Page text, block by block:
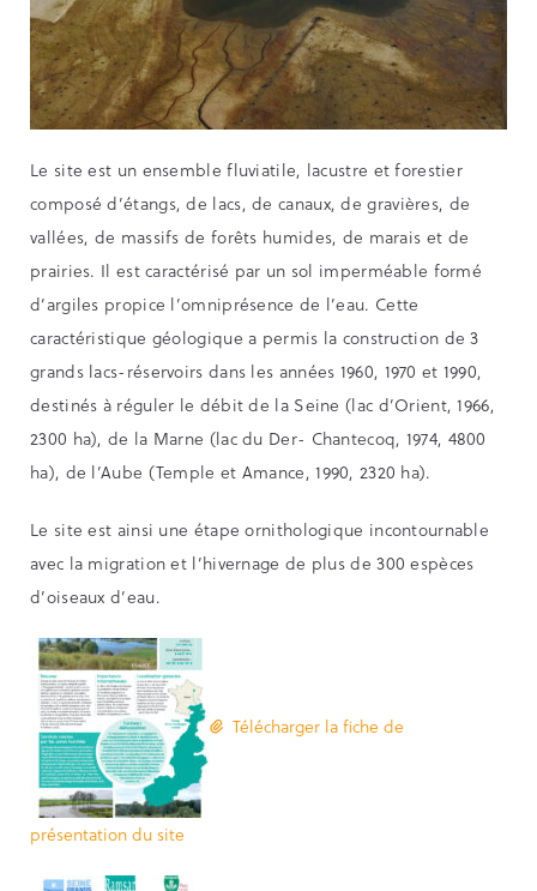
Le site est un ensemble fluviatile, lacustre et forestier
composé d’étangs, de lacs, de canaux, de gravières, de
vallées, de massifs de forêts humides, de marais et de
prairies. Il est caractérisé par un sol imperméable formé
d’argiles propice l’omniprésence de l’eau. Cette
caractéristique géologique a permis la construction de 3
grands lacs-réservoirs dans les années 1960, 1970 et 1990,
destinés à réguler le débit de la Seine (lac d’Orient, 1966,
2300 ha), de la Marne (lac du Der- Chantecoq, 1974, 4800
ha), de l’Aube (Temple et Amance, 1990, 2320 ha).
Le site est ainsi une étape ornithologique incontournable
avec la migration et l’hivernage de plus de 300 espèces
d’oiseaux d’eau.
Télécharger la fiche de
présentation du site